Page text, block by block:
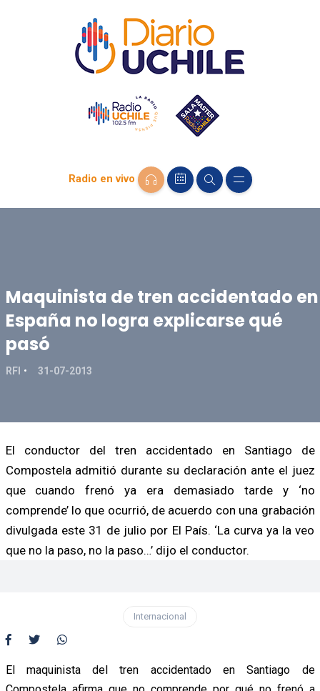
Radio en vivo
Maquinista de tren accidentado en
España no logra explicarse qué
pasó
RFI 31-07-2013
El conductor del tren accidentado en Santiago de
Compostela admitió durante su declaración ante el juez
que cuando frenó ya era demasiado tarde y ‘no
comprende’ lo que ocurrió, de acuerdo con una grabación
divulgada este 31 de julio por El País. ‘La curva ya la veo
que no la paso, no la paso…’ dijo el conductor.
Internacional
El maquinista del tren accidentado en Santiago de